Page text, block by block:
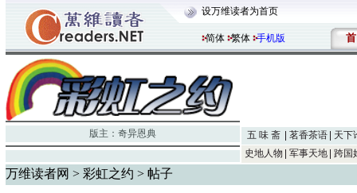
设万维读者为首页
简体 繁体 手机版 首
版主： 奇异恩典 五 味 斋 茗香茶语
天下
史地人物
军事天地 跨国
万维读者网 > 彩虹之约 > 帖子